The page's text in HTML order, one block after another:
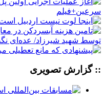
:: گزارش تصویری